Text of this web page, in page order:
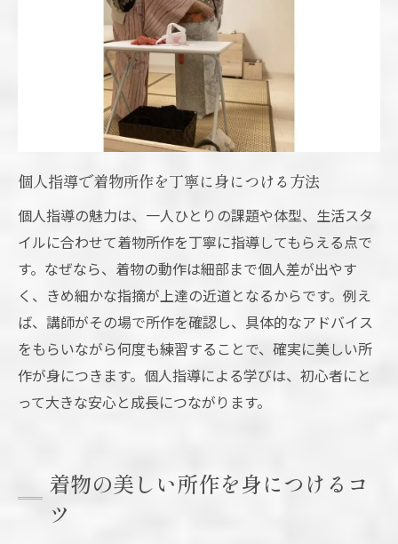
個人指導で着物所作を丁寧に身につける方法
個人指導の魅力は、一人ひとりの課題や体型、生活スタ
イルに合わせて着物所作を丁寧に指導してもらえる点で
す。なぜなら、着物の動作は細部まで個人差が出やす
く、きめ細かな指摘が上達の近道となるからです。例え
ば、講師がその場で所作を確認し、具体的なアドバイス
をもらいながら何度も練習することで、確実に美しい所
作が身につきます。個人指導による学びは、初心者にと
って大きな安心と成長につながります。
着物の美しい所作を身につけるコ
ツ